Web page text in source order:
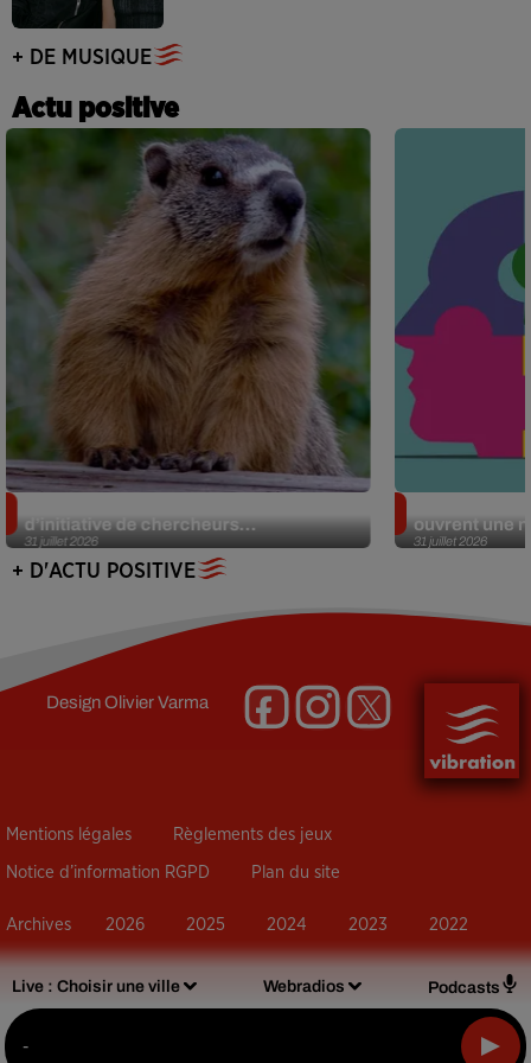
Live : Choisir une ville Webradios Podcasts
-
+ DE MUSIQUE
Actu positive
31 juillet 2026
d’initiative de chercheurs...
31 juillet 2026
ouvrent une
+ D'ACTU POSITIVE
DesignOlivier Varma
Mentions légales Règlements des jeux
Notice d’information RGPD Plan du site
Archives 2026 2025 2024 2023 2022